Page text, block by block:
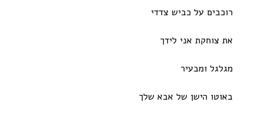
רוכבים על כביש צדדי
את צוחקת אני לידך
מגלגל ומבעיר
באוטו הישן של אבא שלך